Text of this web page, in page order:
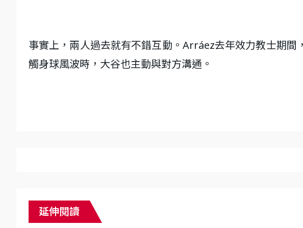
事實上，兩人過去就有不錯互動。Arráez去年效力教士期
觸身球風波時，大谷也主動與對方溝通。
延伸閱讀